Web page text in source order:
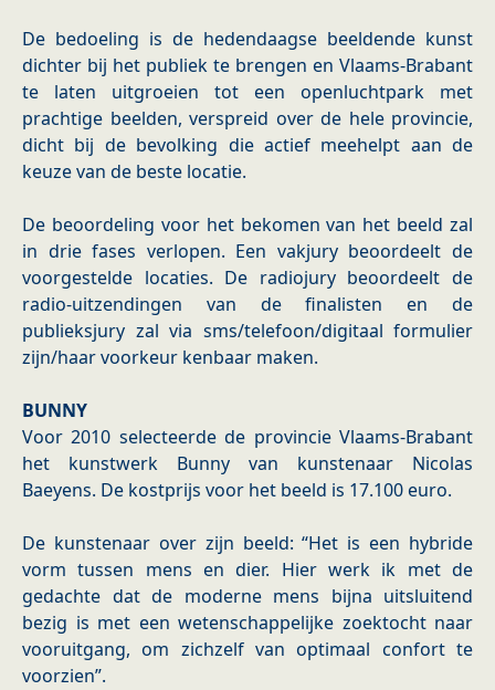
De bedoeling is de hedendaagse beeldende kunst
dichter bij het publiek te brengen en Vlaams-Brabant
te laten uitgroeien tot een openluchtpark met
prachtige beelden, verspreid over de hele provincie,
dicht bij de bevolking die actief meehelpt aan de
keuze van de beste locatie.
De beoordeling voor het bekomen van het beeld zal
in drie fases verlopen. Een vakjury beoordeelt de
voorgestelde locaties. De radiojury beoordeelt de
radio-uitzendingen van de finalisten en de
publieksjury zal via sms/telefoon/digitaal formulier
zijn/haar voorkeur kenbaar maken.
BUNNY
Voor 2010 selecteerde de provincie Vlaams-Brabant
het kunstwerk Bunny van kunstenaar Nicolas
Baeyens. De kostprijs voor het beeld is 17.100 euro.
De kunstenaar over zijn beeld: “Het is een hybride
vorm tussen mens en dier. Hier werk ik met de
gedachte dat de moderne mens bijna uitsluitend
bezig is met een wetenschappelijke zoektocht naar
vooruitgang, om zichzelf van optimaal confort te
voorzien”.